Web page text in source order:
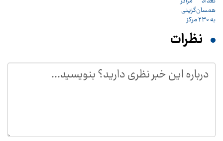
نظرات